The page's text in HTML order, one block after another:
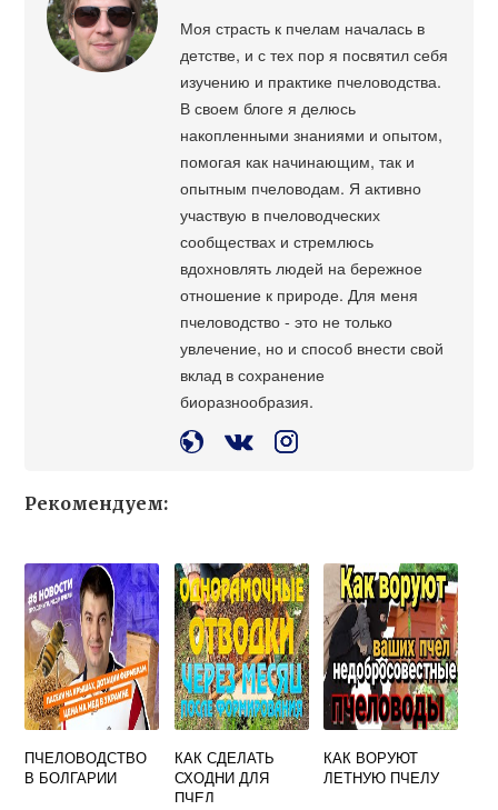
Моя страсть к пчелам началась в
детстве, и с тех пор я посвятил себя
изучению и практике пчеловодства.
В своем блоге я делюсь
накопленными знаниями и опытом,
помогая как начинающим, так и
опытным пчеловодам. Я активно
участвую в пчеловодческих
сообществах и стремлюсь
вдохновлять людей на бережное
отношение к природе. Для меня
пчеловодство - это не только
увлечение, но и способ внести свой
вклад в сохранение
биоразнообразия.
Рекомендуем:
ПЧЕЛОВОДСТВО
В БОЛГАРИИ
КАК СДЕЛАТЬ
СХОДНИ ДЛЯ
ПЧЕЛ
КАК ВОРУЮТ
ЛЕТНУЮ ПЧЕЛУ